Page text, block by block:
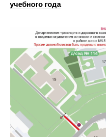
учебного года